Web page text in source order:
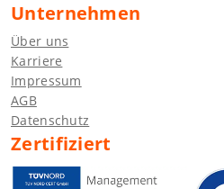
Unternehmen
Über uns
Karriere
Impressum
AGB
Datenschutz
Zertifiziert